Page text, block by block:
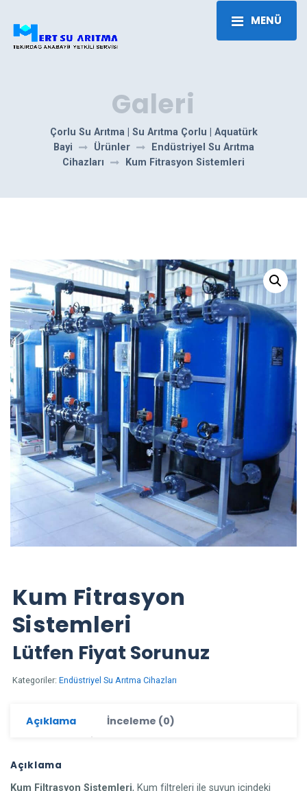
MENÜ
Galeri
Çorlu Su Arıtma | Su Arıtma Çorlu | Aquatürk
Bayi
Ürünler
Endüstriyel Su Arıtma
Cihazları
Kum Fitrasyon Sistemleri
Kum Fitrasyon
Sistemleri
Lütfen Fiyat Sorunuz
Kategoriler: Endüstriyel Su Arıtma Cihazları
Açıklama İnceleme (0)
Açıklama
Kum Filtrasyon Sistemleri, Kum filtreleri ile suyun içindeki